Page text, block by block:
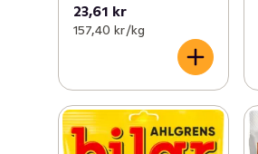
23,61 kr
157,40 kr /kg